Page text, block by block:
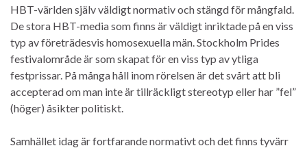
HBT-världen själv väldigt normativ och stängd för mångfald.
De stora HBT-media som finns är väldigt inriktade på en viss
typ av företrädesvis homosexuella män. Stockholm Prides
festivalområde är som skapat för en viss typ av ytliga
festprissar. På många håll inom rörelsen är det svårt att bli
accepterad om man inte är tillräckligt stereotyp eller har ”fel”
(höger) åsikter politiskt.
Samhället idag är fortfarande normativt och det finns tyvärr